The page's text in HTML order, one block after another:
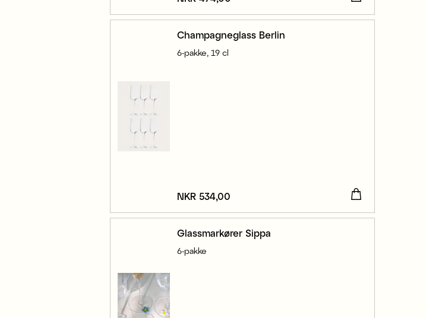
Champagneglass Berlin
6-pakke, 19 cl
Pris :NKR 534,00
NKR 534,00
Glassmarkører Sippa
6-pakke